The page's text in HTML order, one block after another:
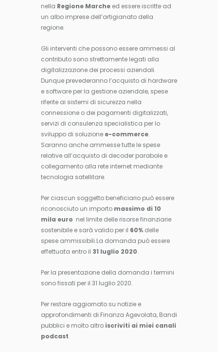
nella Regione Marche ed essere iscritte ad
un albo imprese dell’artigianato della
regione.
Gli interventi che possono essere ammessi al
contributo sono strettamente legati alla
digitalizzazione dei processi aziendali.
Dunque prevederanno l’acquisto di hardware
e software per la gestione aziendale, spese
riferite ai sistemi di sicurezza nella
connessione o dei pagamenti digitalizzati,
servizi di consulenza specialistica per lo
sviluppo di soluzione e-commerce.
Saranno anche ammesse tutte le spese
relative all’acquisto di decoder parabole e
collegamento alla rete internet mediante
tecnologia satellitare.
Per ciascun soggetto beneficiario può essere
riconosciuto un importo massimo di 10
mila euro nel limite delle risorse finanziarie
sostenibile e sarà valido per il 60% delle
spese ammissibili.La domanda può essere
effettuata entro il 31 luglio 2020.
Per la presentazione della domanda i termini
sono fissati per il 31 luglio 2020.
Per restare aggiornato su notizie e
approfondimenti di Finanza Agevolata, Bandi
pubblici e molto altro iscriviti ai miei canali
podcast.